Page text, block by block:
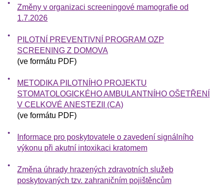
Změny v organizaci screeningové mamografie od
1.7.2026
PILOTNÍ PREVENTIVNÍ PROGRAM OZP
SCREENING Z DOMOVA
(ve formátu PDF)
METODIKA PILOTNÍHO PROJEKTU
STOMATOLOGICKÉHO AMBULANTNÍHO OŠETŘENÍ
V CELKOVÉ ANESTEZII (CA)
(ve formátu PDF)
Informace pro poskytovatele o zavedení signálního
výkonu při akutní intoxikaci kratomem
Změna úhrady hrazených zdravotních služeb
poskytovaných tzv. zahraničním pojištěncům